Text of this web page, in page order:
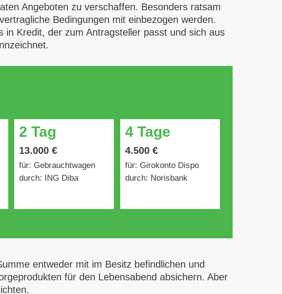
Angeboten zu verschaffen. Besonders ratsam
Bedingungen mit einbezogen werden.
in Kredit, der zum Antragsteller passt und sich aus
2 Tag
13.000 €
für: Gebrauchtwagen
durch: ING Diba
4 Tage
4.500 €
für: Girokonto Dispo
durch: Norisbank
entweder mit im Besitz befindlichen und
für den Lebensabend absichern. Aber